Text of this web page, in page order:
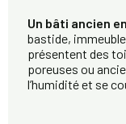
Un bâti ancien
bastide,
présentent des
poreuses ou
l’humidité et se